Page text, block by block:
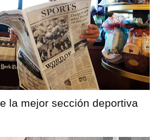
la mejor sección deportiva